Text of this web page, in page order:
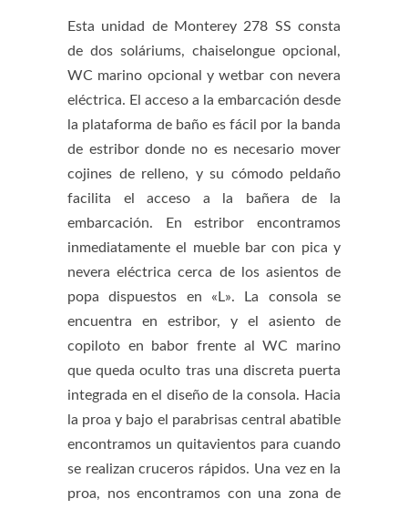
Esta unidad de Monterey 278 SS consta
de dos soláriums, chaiselongue opcional,
WC marino opcional y wetbar con nevera
eléctrica. El acceso a la embarcación desde
la plataforma de baño es fácil por la banda
de estribor donde no es necesario mover
cojines de relleno, y su cómodo peldaño
facilita el acceso a la bañera de la
embarcación. En estribor encontramos
inmediatamente el mueble bar con pica y
nevera eléctrica cerca de los asientos de
popa dispuestos en «L». La consola se
encuentra en estribor, y el asiento de
copiloto en babor frente al WC marino
que queda oculto tras una discreta puerta
integrada en el diseño de la consola. Hacia
la proa y bajo el parabrisas central abatible
encontramos un quitavientos para cuando
se realizan cruceros rápidos. Una vez en la
proa, nos encontramos con una zona de